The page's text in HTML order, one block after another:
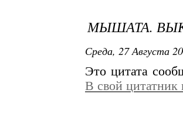
МЫШАТА.
Среда, 27 Августа
Это цитата
В свой цитатник